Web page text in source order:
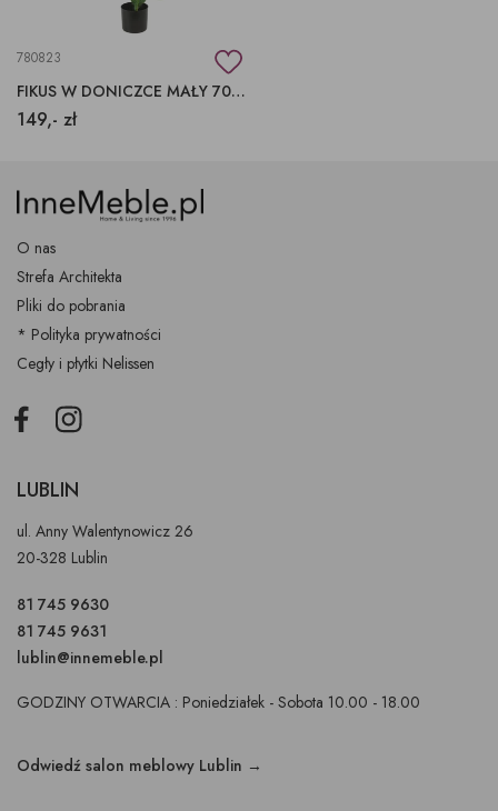
780823
FIKUS W DONICZCE MAŁY 70 CM
149,- zł
O nas
Strefa Architekta
Pliki do pobrania
* Polityka prywatności
Cegły i płytki Nelissen
FacebookInstagram
LUBLIN
ul. Anny Walentynowicz 26
20-328 Lublin
81 745 9630
81 745 9631
lublin@innemeble.pl
GODZINY OTWARCIA : Poniedziałek - Sobota 10.00 - 18.00
Odwiedź salon meblowy Lublin →